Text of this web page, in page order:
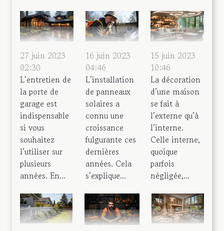
27 juin 2023
02:30
L’entretien de
la porte de
garage est
indispensable
si vous
souhaitez
l’utiliser sur
plusieurs
années. En...
16 juin 2023
04:46
L’installation
de panneaux
solaires a
connu une
croissance
fulgurante ces
dernières
années. Cela
s’explique...
15 juin 2023
10:46
La décoration
d’une maison
se fait à
l’externe qu’à
l’interne.
Celle interne,
quoique
parfois
négligée,...